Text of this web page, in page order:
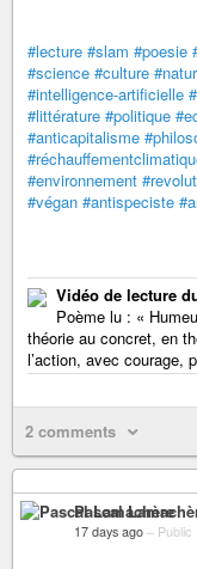
#lecture #slam #poesie
#science #culture
#intelligence-artificielle
#littérature #politique
#anticapitalisme
#environnement
#végan #antispeciste
Vidéo de lecture
Poème lu : «
théorie au concret, en
l’action, avec courage,
2 comments
Pascal
17 days ago – Public